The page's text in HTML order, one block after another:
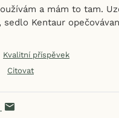
a mám to tam.
sedlo Kentaur
Kvalitní příspěvek
Citovat